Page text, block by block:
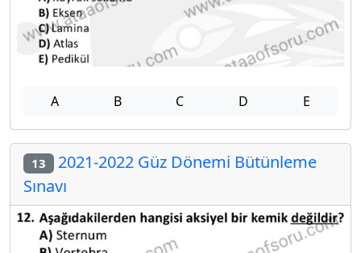
A B C D E
13 2021-2022 Güz Dönemi Bütünleme
Sınavı